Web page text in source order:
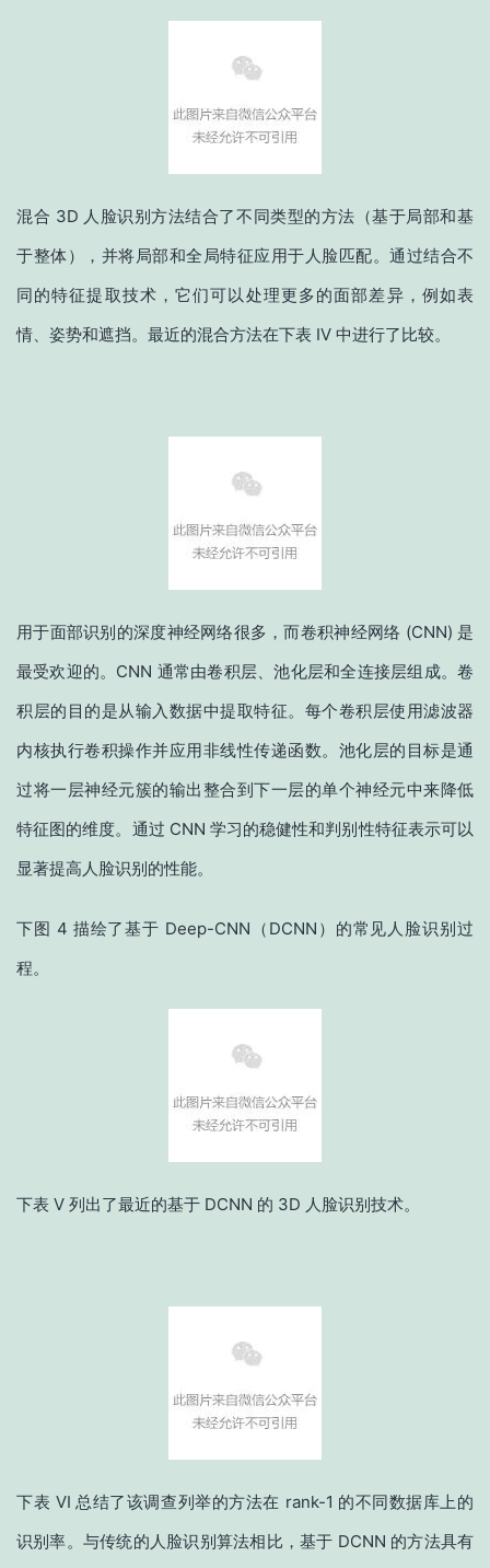
混合 3D 人脸识别方法结合了不同类型的方法（基于局部和基
于整体），并将局部和全局特征应用于人脸匹配。通过结合不
同的特征提取技术，它们可以处理更多的面部差异，例如表
情、姿势和遮挡。最近的混合方法在下表 IV 中进行了比较。
用于面部识别的深度神经网络很多，而卷积神经网络 (CNN) 是
最受欢迎的。CNN 通常由卷积层、池化层和全连接层组成。卷
积层的目的是从输入数据中提取特征。每个卷积层使用滤波器
内核执行卷积操作并应用非线性传递函数。池化层的目标是通
过将一层神经元簇的输出整合到下一层的单个神经元中来降低
特征图的维度。通过 CNN 学习的稳健性和判别性特征表示可以
显著提高人脸识别的性能。
下图 4 描绘了基于 Deep-CNN（DCNN）的常见人脸识别过
程。
下表 V 列出了最近的基于 DCNN 的 3D 人脸识别技术。
下表 VI 总结了该调查列举的方法在 rank-1 的不同数据库上的
识别率。与传统的人脸识别算法相比，基于 DCNN 的方法具有